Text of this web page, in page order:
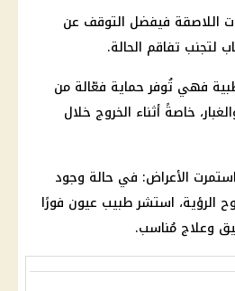
اللاصقة فيفضل التوقف عن
لتجنب تفاقم الحالة.
فهي تُوفر حماية فعّالة من
خاصةً أثناء الخروج خلال
الأعراض: في حالة وجود
الرؤية، استشر طبيب عيون فورًا
وعلاج مُناسب.